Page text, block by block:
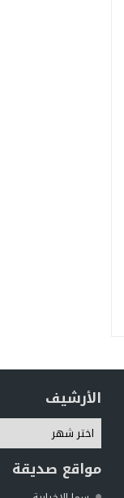
الأرشيف
مواقع صديقة